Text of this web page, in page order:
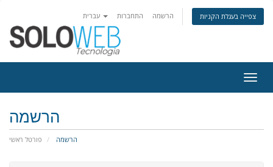
התחברות הרשמה צפייה בעגלת הקניות
ניווט
הרשמה
פורטל ראשי הרשמה